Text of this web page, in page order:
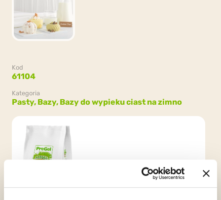
Kod
61104
Kategoria
Pasty, Bazy, Bazy do wypieku ciast na zimno
4 worki x 1.5kg (6kg)